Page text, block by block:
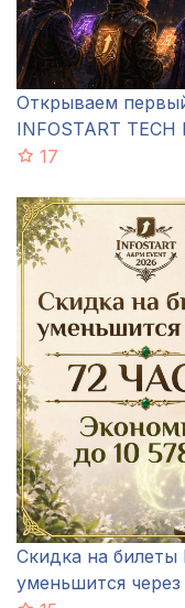
Открываем
INFOSTART TECH
17
Скидка на билеты
уменьшится через